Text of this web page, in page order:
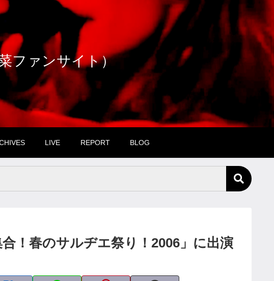
ファンサイト）
LIVE REPORT BLOG
！春のサルヂエ祭り！2006」に出演